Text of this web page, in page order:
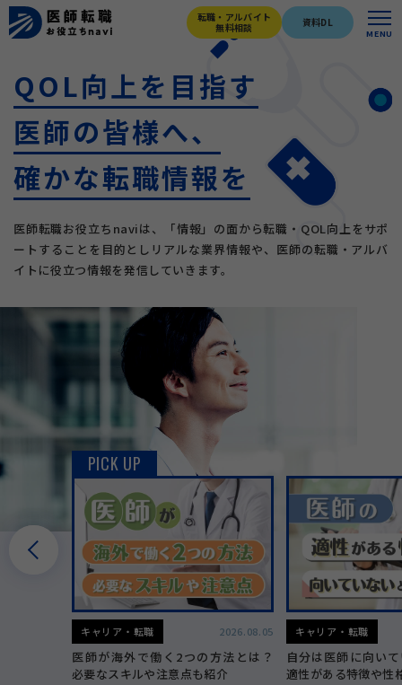
転職・アルバイト
無料相談
資料DL
MENU
QOL向上を目指す
医師の皆様へ、
確かな転職情報を
医師転職お役立ちnaviは、「情報」の面から転職・QOL向上をサポ
ートすることを目的としリアルな業界情報や、医師の転職・アルバ
イトに役立つ情報を発信していきます。
PICK UP
キャリア・転職 2026.08.05
医師が海外で働く2つの方法とは？
必要なスキルや注意点も紹介
キャリア・転職
自分は医師に向い
適性がある特徴や性